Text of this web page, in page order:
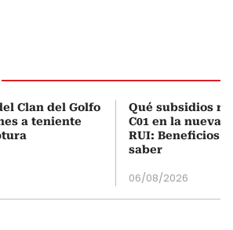
Clan del Golfo
a teniente
Qué subsidios
C01 en la nueva
RUI: Beneficios
saber
06/08/2026